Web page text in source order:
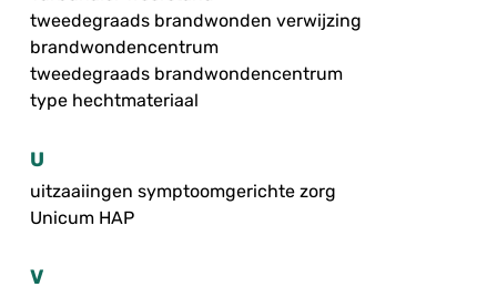
tweedegraads brandwonden verwijzing
brandwondencentrum
tweedegraads brandwondencentrum
type hechtmateriaal
U
uitzaaiingen symptoomgerichte zorg
Unicum HAP
V